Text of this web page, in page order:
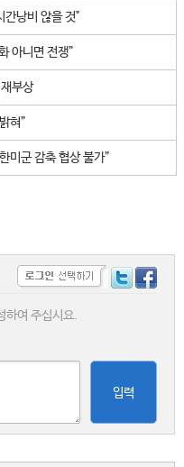
간낭비 않을 것"
아니면 전쟁”
부상
혀”
미군 감축 협상 불가”
하여 주십시요.
입력